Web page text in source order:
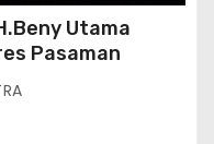
Utama
Pasaman